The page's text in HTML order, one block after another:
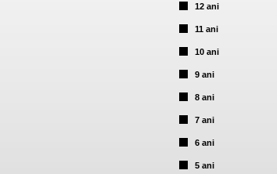
12 ani
11 ani
10 ani
9 ani
8 ani
7 ani
6 ani
5 ani